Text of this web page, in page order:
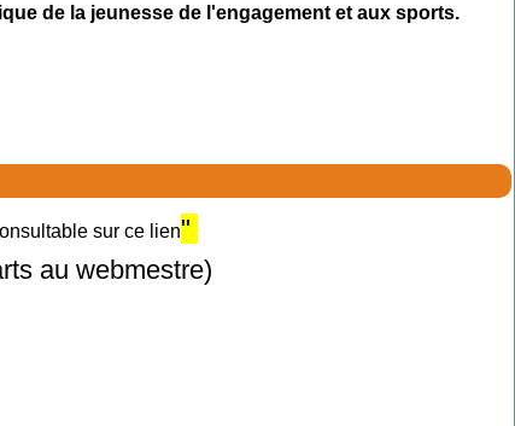
de la jeunesse de l'engagement et aux sports.
sur ce lien"
au webmestre)